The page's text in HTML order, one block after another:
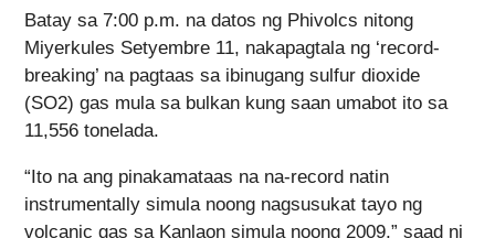
Batay sa 7:00 p.m. na datos ng Phivolcs nitong
Miyerkules Setyembre 11, nakapagtala ng ‘record-
breaking’ na pagtaas sa ibinugang sulfur dioxide
(SO2) gas mula sa bulkan kung saan umabot ito sa
11,556 tonelada.
“Ito na ang pinakamataas na na-record natin
instrumentally simula noong nagsusukat tayo ng
volcanic gas sa Kanlaon simula noong 2009,” saad ni